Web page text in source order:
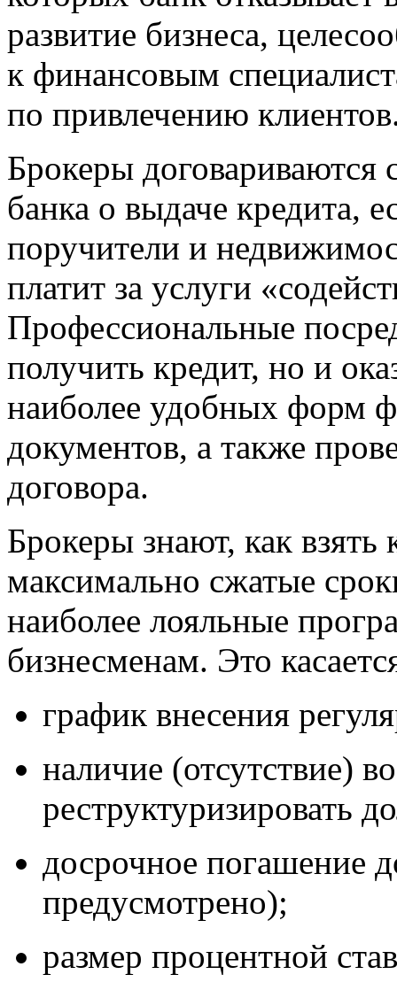
развитие бизнеса,
к финансовым
по привлечению
Брокеры договариваются
банка о выдаче кредита,
поручители и
платит за услуги
Профессиональные
получить кредит, но и
наиболее удобных форм
документов, а также
договора.
Брокеры знают, как взять
максимально сжатые
наиболее лояльные
бизнесменам. Это
график внесения
наличие (отсутствие)
реструктуризировать
досрочное погашение
предусмотрено);
размер процентной